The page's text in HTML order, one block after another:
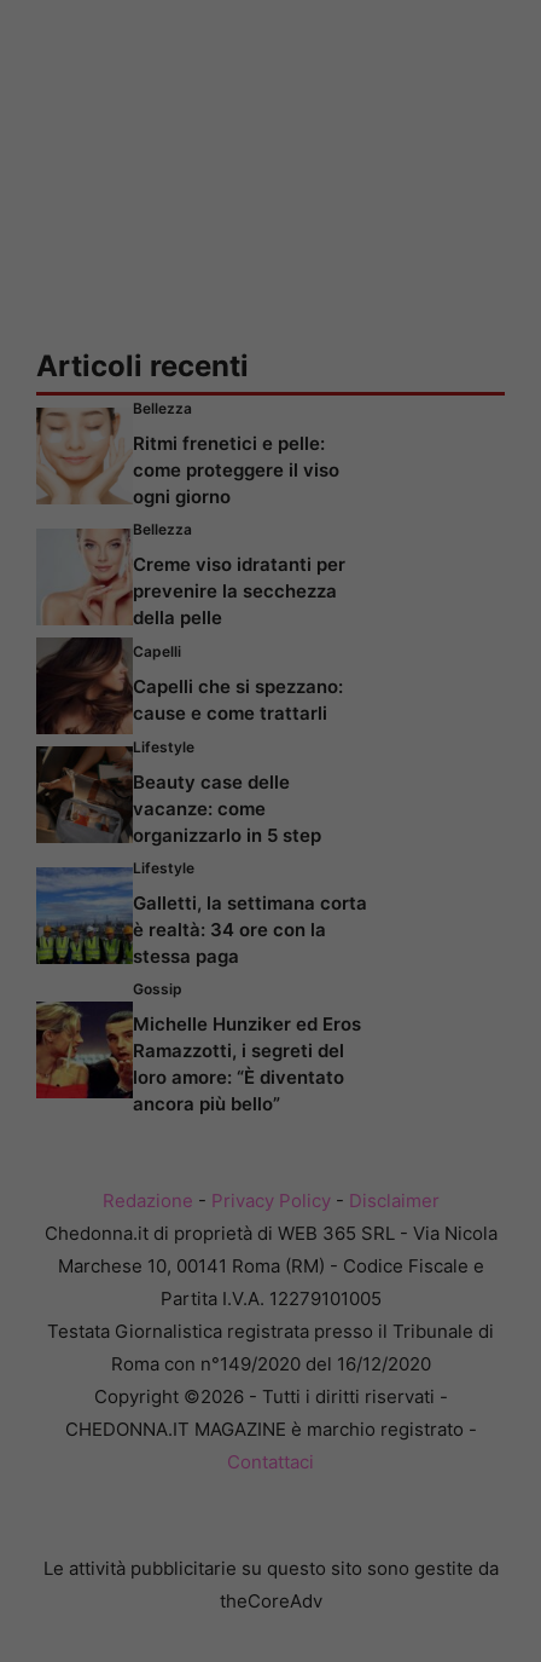
Articoli recenti
Bellezza
Ritmi frenetici e pelle:
come proteggere il viso
ogni giorno
Bellezza
Creme viso idratanti per
prevenire la secchezza
della pelle
Capelli
Capelli che si spezzano:
cause e come trattarli
Lifestyle
Beauty case delle
vacanze: come
organizzarlo in 5 step
Lifestyle
Galletti, la settimana corta
è realtà: 34 ore con la
stessa paga
Gossip
Michelle Hunziker ed Eros
Ramazzotti, i segreti del
loro amore: “È diventato
ancora più bello”
Redazione - Privacy Policy- Disclaimer
Chedonna.it di proprietà di WEB 365 SRL - Via Nicola
Marchese 10, 00141 Roma (RM) - Codice Fiscale e
Partita I.V.A. 12279101005
Testata Giornalistica registrata presso il Tribunale di
Roma con n°149/2020 del 16/12/2020
Copyright ©2026 - Tutti i diritti riservati -
CHEDONNA.IT MAGAZINE è marchio registrato -
Contattaci
Le attività pubblicitarie su questo sito sono gestite da
theCoreAdv